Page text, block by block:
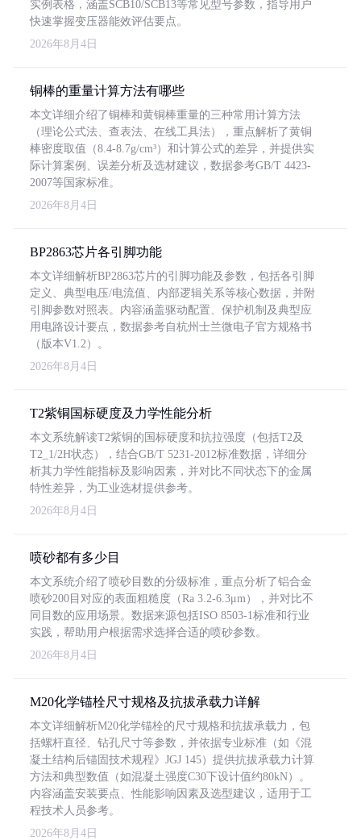
实例表格，涵盖SCB10/SCB13等常见型号参数，指导用户
快速掌握变压器能效评估要点。
2026年8月4日
铜棒的重量计算方法有哪些
本文详细介绍了铜棒和黄铜棒重量的三种常用计算方法
（理论公式法、查表法、在线工具法），重点解析了黄铜
棒密度取值（8.4-8.7g/cm³）和计算公式的差异，并提供实
际计算案例、误差分析及选材建议，数据参考GB/T 4423-
2007等国家标准。
2026年8月4日
BP2863芯片各引脚功能
本文详细解析BP2863芯片的引脚功能及参数，包括各引脚
定义、典型电压/电流值、内部逻辑关系等核心数据，并附
引脚参数对照表。内容涵盖驱动配置、保护机制及典型应
用电路设计要点，数据参考自杭州士兰微电子官方规格书
（版本V1.2）。
2026年8月4日
T2紫铜国标硬度及力学性能分析
本文系统解读T2紫铜的国标硬度和抗拉强度（包括T2及
T2_1/2H状态），结合GB/T 5231-2012标准数据，详细分
析其力学性能指标及影响因素，并对比不同状态下的金属
特性差异，为工业选材提供参考。
2026年8月4日
喷砂都有多少目
本文系统介绍了喷砂目数的分级标准，重点分析了铝合金
喷砂200目对应的表面粗糙度（Ra 3.2-6.3μm），并对比不
同目数的应用场景。数据来源包括ISO 8503-1标准和行业
实践，帮助用户根据需求选择合适的喷砂参数。
2026年8月4日
M20化学锚栓尺寸规格及抗拔承载力详解
本文详细解析M20化学锚栓的尺寸规格和抗拔承载力，包
括螺杆直径、钻孔尺寸等参数，并依据专业标准（如《混
凝土结构后锚固技术规程》JGJ 145）提供抗拔承载力计算
方法和典型数值（如混凝土强度C30下设计值约80kN）。
内容涵盖安装要点、性能影响因素及选型建议，适用于工
程技术人员参考。
2026年8月4日